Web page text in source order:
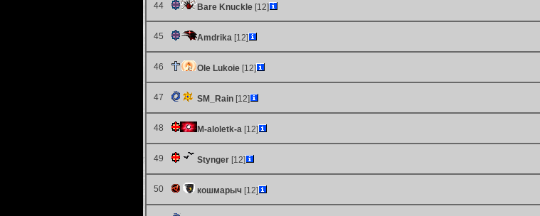
44 Bare Knuckle [12]
45 Amdrika [12]
46 Ole Lukoie [12]
47 SM_Rain [12]
48 M-aloletk-a [12]
49 Stynger [12]
50 кошмарыч [12]